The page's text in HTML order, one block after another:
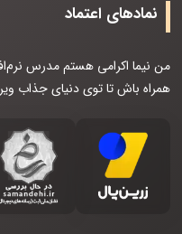
نمادهای اعتماد
من نیما اکرامی هستم مدرس
همراه باش تا توی دنیای جذاب